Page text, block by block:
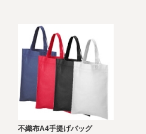
不織布A4手提げバッグ